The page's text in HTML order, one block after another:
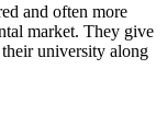
and often more
market. They give
university along